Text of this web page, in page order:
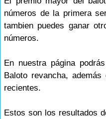
números de la primera
tambien puedes ganar
números.
En nuestra página
Baloto revancha,
recientes.
Estos son los resultados